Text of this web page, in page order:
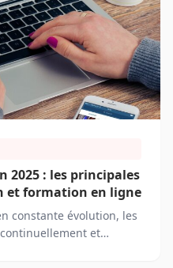
2025 : les principales
et formation en ligne
constante évolution, les
et